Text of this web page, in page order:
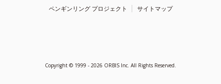
ペンギンリング プロジェクト
サイトマップ
Copyright © 1999 - 2026 ORBIS Inc. All Rights Reserved.